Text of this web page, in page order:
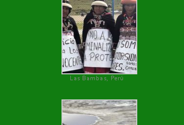
Las Bambas, Perú